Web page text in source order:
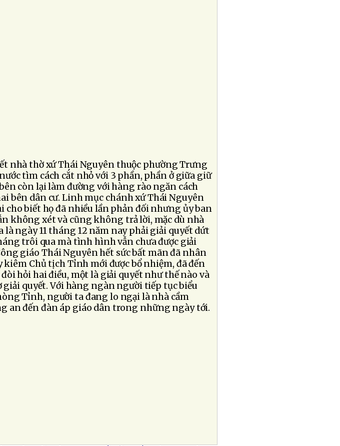
nhà thờ xứ Thái Nguyên thuộc phường Trưng
tìm cách cắt nhỏ với 3 phần, phần ở giữa giữ
còn lại làm đường với hàng rào ngăn cách
bên dân cư. Linh mục chánh xứ Thái Nguyên
cho biết họ đã nhiều lần phản đối nhưng ủy ban
không xét và cũng không trả lời, mặc dù nhà
là ngày 11 tháng 12 năm nay phải giải quyết dứt
trôi qua mà tình hình vẫn chưa được giải
giáo Thái Nguyên hết sức bất mãn đã nhân
Chủ tịch Tỉnh mới được bổ nhiệm, đã đến
hỏi hai điều, một là giải quyết như thế nào và
giải quyết. Với hàng ngàn người tiếp tục biểu
Tỉnh, người ta đang lo ngại là nhà cầm
an đến đàn áp giáo dân trong những ngày tới.